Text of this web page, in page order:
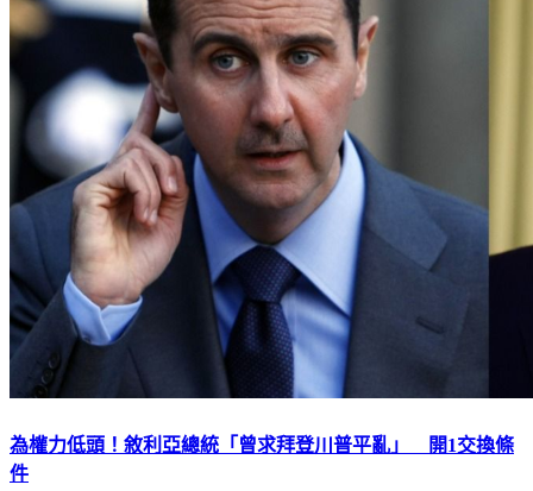
為權力低頭！敘利亞總統「曾求拜登川普平亂」 開1交換條
件